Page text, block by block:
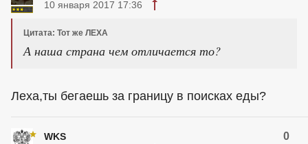
10 января 2017 17:36
Цитата: Тот же ЛЕХА
А наша страна чем отличается то?
Леха,ты бегаешь за границу в поисках еды?
WKS 0